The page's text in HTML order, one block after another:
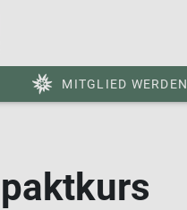
MITGLIED WERDEN